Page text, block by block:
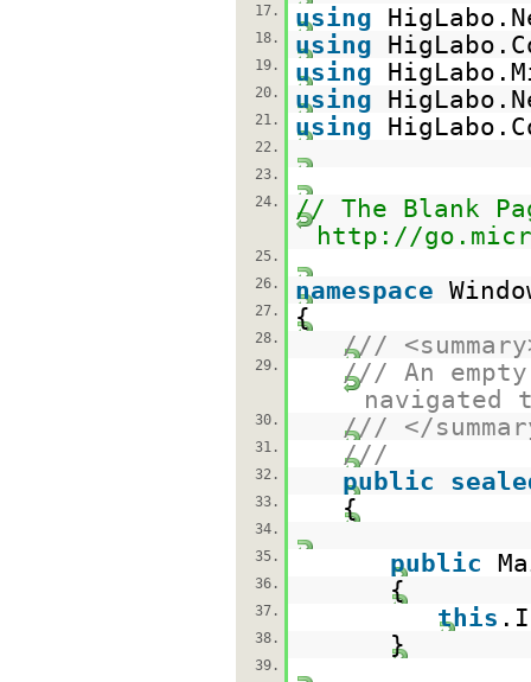
17.
using
18. using
19. using
20. using
21. using
22.
23.
24.
// The Blank
http://
25.
26.
namespace
27. {
28. ///
29.
/// An
navigated
30. /// </
31. ///
32. public
33. {
34.
35.
public
36. {
37. this
38. }
39.